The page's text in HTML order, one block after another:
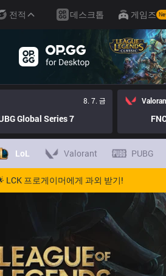
전적 데스크톱 게임즈
8. 7. 금
Global Series 7
LoL Valorant PUBG
LCK 프로게이머에게 과외 받기!